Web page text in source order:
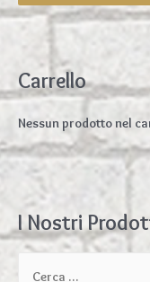
Carrello
Nessun prodotto nel
I Nostri